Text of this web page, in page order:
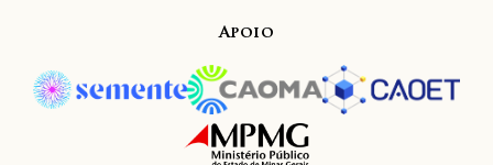
Apoio